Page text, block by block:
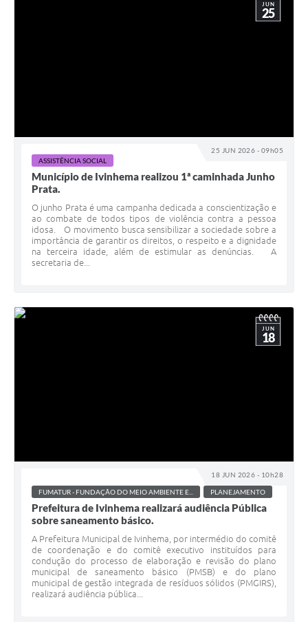
25 JUN 2026 - 09h05
JUN
25
ASSISTÊNCIA SOCIAL
Município de Ivinhema realizou 1ª caminhada Junho
Prata.
O junho Prata é uma campanha dedicada a conscientização e
ao combate de todos tipos de violência contra a pessoa
idosa. O movimento busca sensibilizar a sociedade sobre a
importância de garantir os direitos, o respeito e a dignidade
na terceira idade, além de estimular as denúncias. A
secretaria de...
18 JUN 2026 - 10h28
JUN
18
FUMATUR - FUNDAÇÃO DO MEIO AMBIENTE E... PLANEJAMENTO
Prefeitura de Ivinhema realizará audiência Pública
sobre saneamento básico.
A Prefeitura Municipal de Ivinhema, por intermédio do comitê
de coordenação e do comitê executivo instituídos para
condução do processo de elaboração e revisão do plano
municipal de saneamento básico (PMSB) e do plano
municipal de gestão integrada de resíduos sólidos (PMGIRS),
realizará audiência pública...